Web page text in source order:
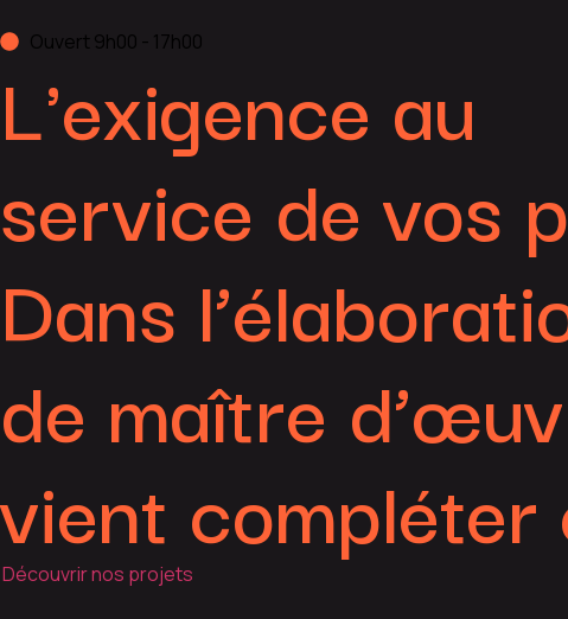
Ouvert 9h00 - 17h00
L'exigence au
service de vos
Dans
de maître
vient compléter
Découvrir nos projets